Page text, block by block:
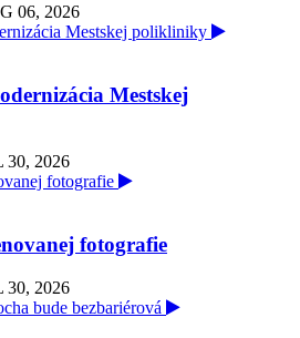
06, 2026
Mestskej
2026
fotografie
2026